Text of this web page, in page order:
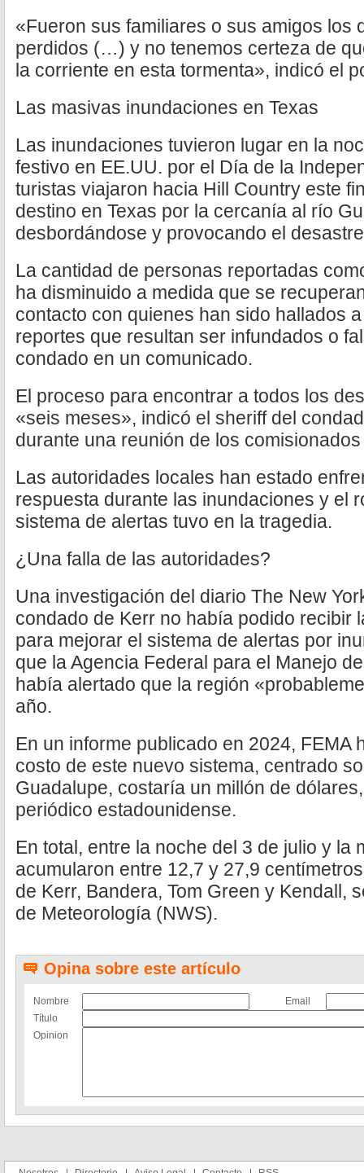
«Fueron sus familiares o sus amigos los
perdidos (…) y no tenemos certeza de
la corriente en esta tormenta», indicó el
Las masivas inundaciones en Texas
Las inundaciones tuvieron lugar en la
festivo en EE.UU. por el Día de la
turistas viajaron hacia Hill Country este
destino en Texas por la cercanía al río
desbordándose y provocando el
La cantidad de personas reportadas
ha disminuido a medida que se
contacto con quienes han sido hallados
reportes que resultan ser infundados o
condado en un comunicado.
El proceso para encontrar a todos los
«seis meses», indicó el sheriff del
durante una reunión de los
Las autoridades locales han estado
respuesta durante las inundaciones y el
sistema de alertas tuvo en la tragedia.
¿Una falla de las autoridades?
Una investigación del diario The New
condado de Kerr no había podido recibir
para mejorar el sistema de alertas por
que la Agencia Federal para el Manejo
había alertado que la región
año.
En un informe publicado en 2024, FEMA
costo de este nuevo sistema, centrado
Guadalupe, costaría un millón de
periódico estadounidense.
En total, entre la noche del 3 de julio y la
acumularon entre 12,7 y 27,9
de Kerr, Bandera, Tom Green y Kendall,
de Meteorología (NWS).
Opina sobre este artículo
Nombre
Email
Título
Opinion